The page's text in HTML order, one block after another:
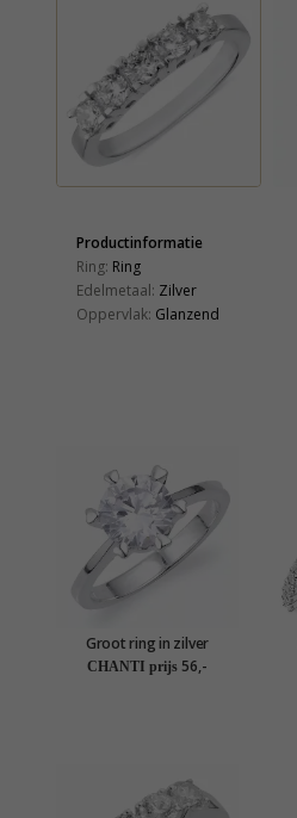
Productinformatie
Ring: Ring
Edelmetaal: Zilver
Oppervlak: Glanzend
Groot ring in zilver
CHANTI prijs 56,-